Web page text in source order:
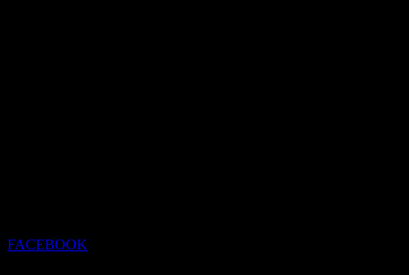
FACEBOOK